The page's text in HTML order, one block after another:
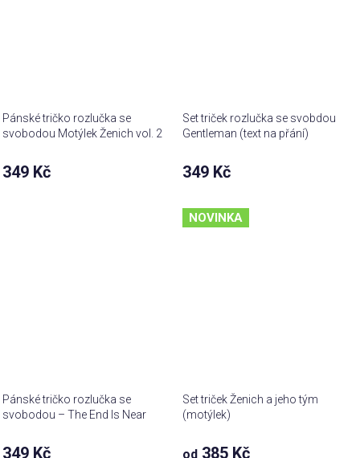
Pánské tričko rozlučka se
svobodou Motýlek Ženich vol. 2
349 Kč
Set triček rozlučka se svobdou
Gentleman (text na přání)
349 Kč
Pánské tričko rozlučka se
svobodou – The End Is Near
349 Kč
NOVINKA
Set triček Ženich a jeho tým
(motýlek)
od 385 Kč